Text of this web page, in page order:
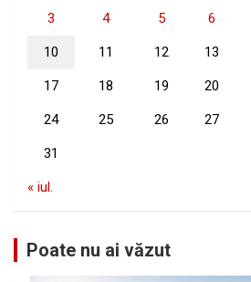
3 4 5 6
10 11 12 13
17 18 19 20
24 25 26 27
31
« iul.
Poate nu ai văzut